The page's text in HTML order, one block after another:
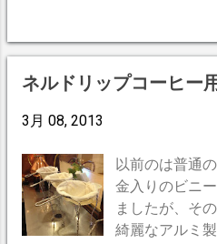
ネルドリップコーヒー
3月 08, 2013
以前のは普通
金入りのビニ
ましたが、そ
綺麗なアルミ